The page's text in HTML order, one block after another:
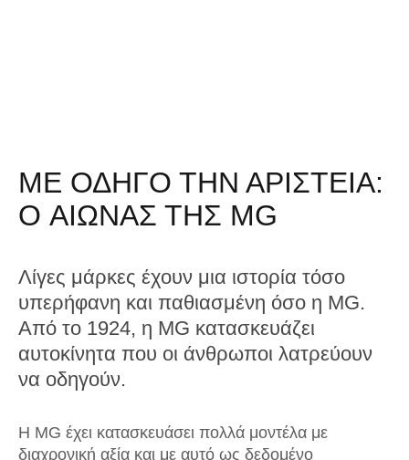
ΜΕ ΟΔΗΓΟ ΤΗΝ ΑΡΙΣΤΕΙΑ:
O ΑΙΩΝΑΣ ΤΗΣ MG
Λίγες μάρκες έχουν μια ιστορία τόσο
υπερήφανη και παθιασμένη όσο η MG.
Από το 1924, η MG κατασκευάζει
αυτοκίνητα που οι άνθρωποι λατρεύουν
να οδηγούν.
Η MG έχει κατασκευάσει πολλά μοντέλα με
διαχρονική αξία και με αυτό ως δεδομένο